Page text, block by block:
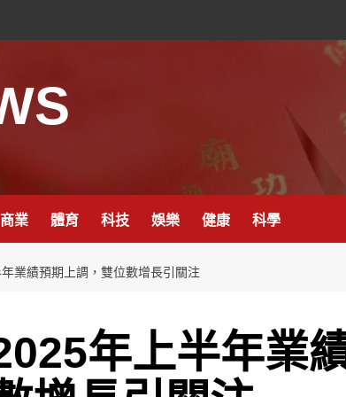
商業 體育 科技 娛樂 健康 科學
業績預期上調，雙位數增長引關注
年上半年業